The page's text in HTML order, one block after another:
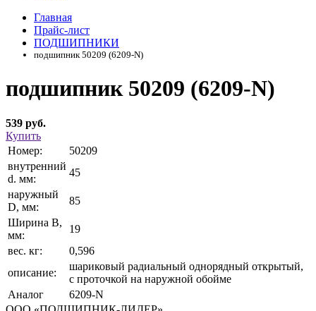
Главная
Прайс-лист
ПОДШИПНИКИ
подшипник 50209 (6209-N)
подшипник 50209 (6209-N)
539 руб.
Купить
Номер:
50209
внутренний
d. мм:
45
наружный
D, мм:
85
Ширина В,
мм:
19
вес. кг:
0,596
описание:
шариковый радиальный однорядный открытый,
с проточкой на наружной обойме
Аналог
6209-N